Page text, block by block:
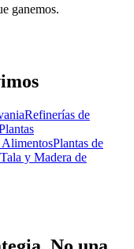
ganemos.
Refinerías de
AlimentosPlantas de
Tala y Madera de